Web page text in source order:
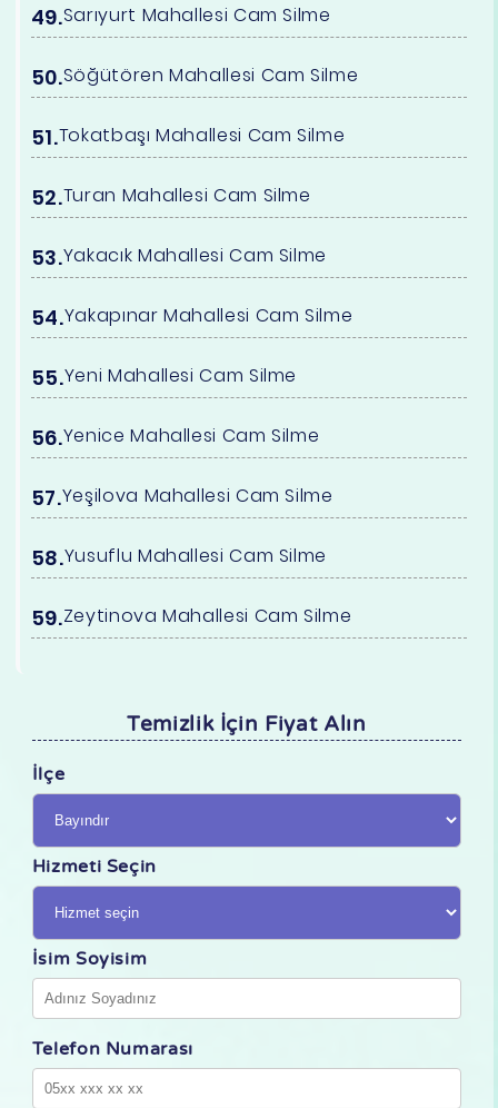
Sarıyurt Mahallesi Cam Silme
Söğütören Mahallesi Cam Silme
Tokatbaşı Mahallesi Cam Silme
Turan Mahallesi Cam Silme
Yakacık Mahallesi Cam Silme
Yakapınar Mahallesi Cam Silme
Yeni Mahallesi Cam Silme
Yenice Mahallesi Cam Silme
Yeşilova Mahallesi Cam Silme
Yusuflu Mahallesi Cam Silme
Zeytinova Mahallesi Cam Silme
Temizlik İçin Fiyat Alın
İlçe
Hizmeti Seçin
İsim Soyisim
Telefon Numarası